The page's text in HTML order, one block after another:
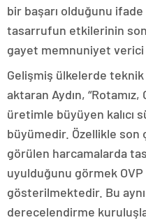
bir başarı olduğunu
tasarrufun etkilerinin
gayet memnuniyet
Gelişmiş ülkelerde
aktaran Aydın,
üretimle büyüyen kalıcı
büyümedir. Özellikle
görülen harcamalarda
uyulduğunu görmek
gösterilmektedir. Bu
derecelendirme